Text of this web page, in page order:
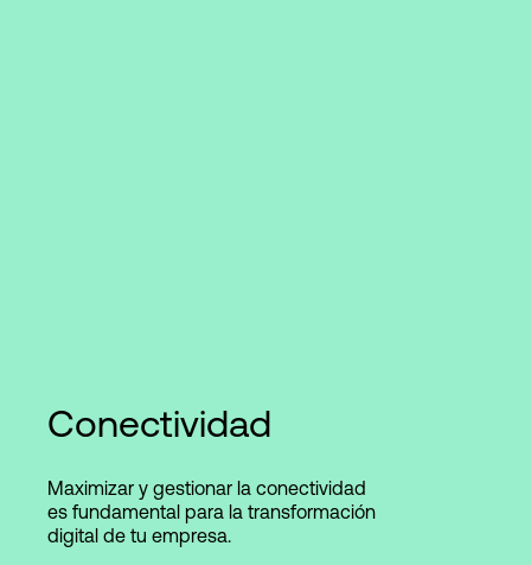
Conectividad
Maximizar y gestionar la conectividad
es fundamental para la transformación
digital de tu empresa.